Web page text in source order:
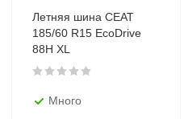
Летняя шина CEAT
185/60 R15 EcoDrive
88H XL
Много